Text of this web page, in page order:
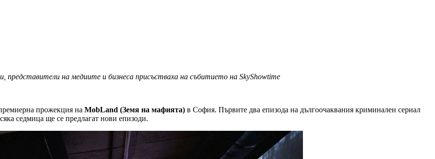
представители на медиите и бизнеса присъстваха на събитието на SkyShowtime
прожекция на MobLand (Земя на мафията) в София. Първите два епизода на дългоочаквания криминален сериал
седмица ще се предлагат нови епизоди.